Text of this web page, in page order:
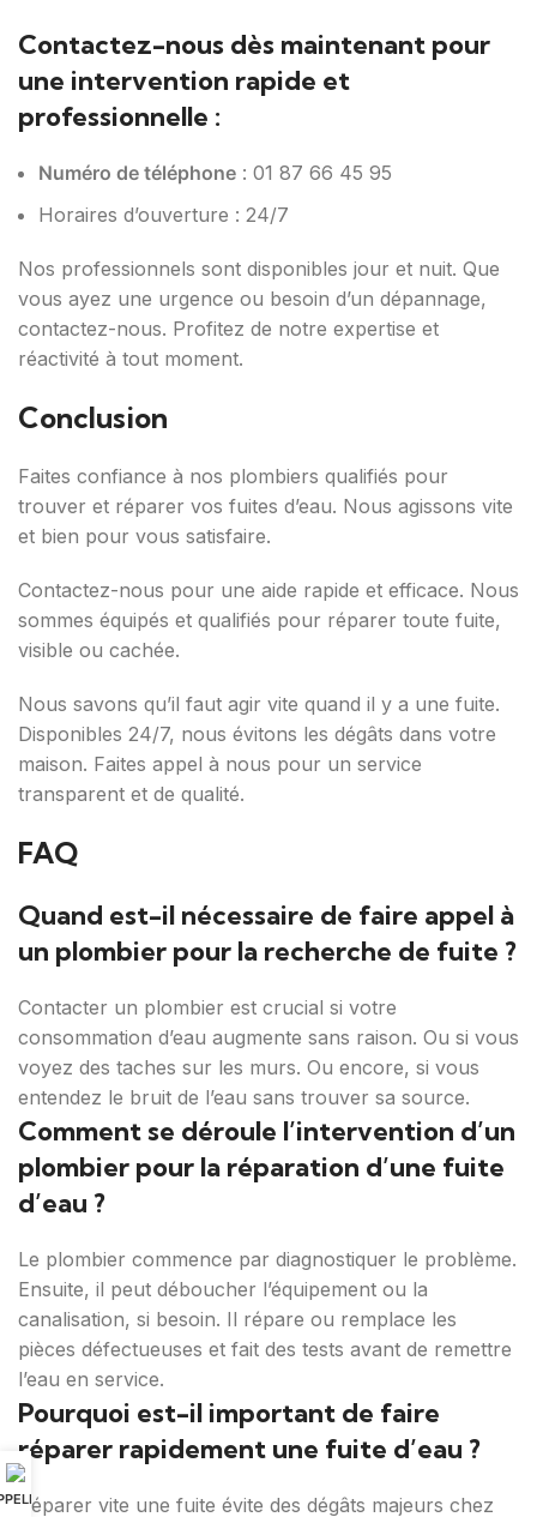
Contactez-nous dès maintenant pour
une intervention rapide et
professionnelle :
Numéro de téléphone : 01 87 66 45 95
Horaires d’ouverture : 24/7
Nos professionnels sont disponibles jour et nuit. Que
vous ayez une urgence ou besoin d’un dépannage,
contactez-nous. Profitez de notre expertise et
réactivité à tout moment.
Conclusion
Faites confiance à nos plombiers qualifiés pour
trouver et réparer vos fuites d’eau. Nous agissons vite
et bien pour vous satisfaire.
Contactez-nous pour une aide rapide et efficace. Nous
sommes équipés et qualifiés pour réparer toute fuite,
visible ou cachée.
Nous savons qu’il faut agir vite quand il y a une fuite.
Disponibles 24/7, nous évitons les dégâts dans votre
maison. Faites appel à nous pour un service
transparent et de qualité.
FAQ
Quand est-il nécessaire de faire appel à
un plombier pour la recherche de fuite ?
Contacter un plombier est crucial si votre
consommation d’eau augmente sans raison. Ou si vous
voyez des taches sur les murs. Ou encore, si vous
entendez le bruit de l’eau sans trouver sa source.
Comment se déroule l’intervention d’un
plombier pour la réparation d’une fuite
d’eau ?
Le plombier commence par diagnostiquer le problème.
Ensuite, il peut déboucher l’équipement ou la
canalisation, si besoin. Il répare ou remplace les
pièces défectueuses et fait des tests avant de remettre
l’eau en service.
Pourquoi est-il important de faire
réparer rapidement une fuite d’eau ?
Réparer vite une fuite évite des dégâts majeurs chez